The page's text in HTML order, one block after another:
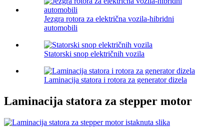
Jezgra rotora za električna vozila-hibridni
automobili
Statorski snop električnih vozila
Laminacija statora i rotora za generator dizela
Laminacija statora za stepper motor